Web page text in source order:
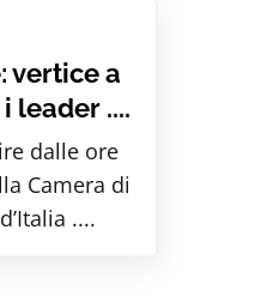
vertice a
leader ....
dalle ore
Camera di
....